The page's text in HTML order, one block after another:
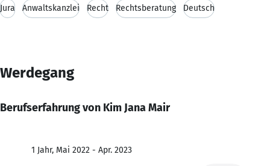
Jura Anwaltskanzlei Recht Rechtsberatung Deutsch
Werdegang
Berufserfahrung von Kim Jana Mair
1 Jahr, Mai 2022 - Apr. 2023